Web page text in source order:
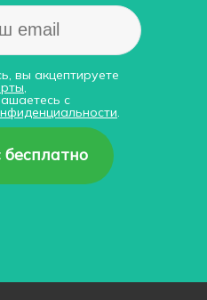
вы акцептируете
с